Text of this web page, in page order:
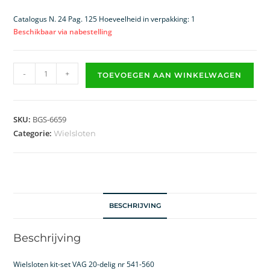
Catalogus N. 24 Pag. 125 Hoeveelheid in verpakking: 1
Beschikbaar via nabestelling
- + TOEVOEGEN AAN WINKELWAGEN
SKU: BGS-6659
Categorie:Wielsloten
BESCHRIJVING
Beschrijving
Wielsloten kit-set VAG 20-delig nr 541-560